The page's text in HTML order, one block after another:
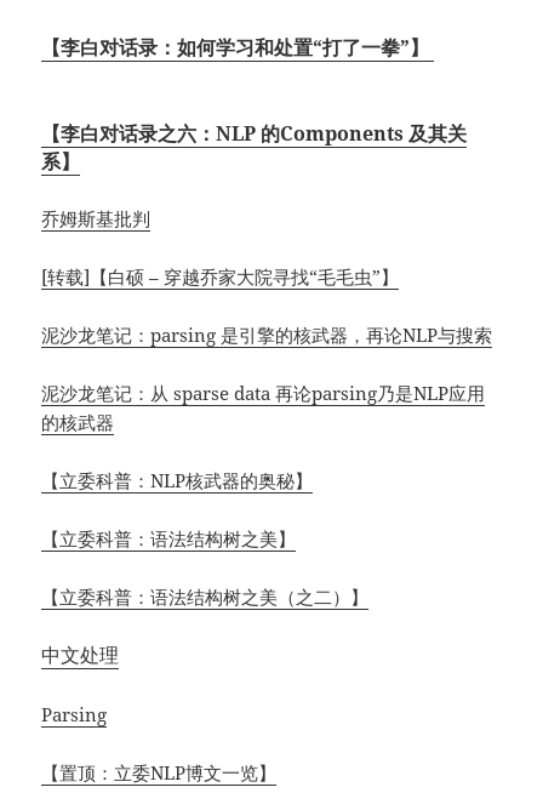
【李白对话录：如何学习和处置“打了一拳”】
【李白对话录之六：NLP 的Components 及其关
系】
乔姆斯基批判
[转载]【白硕 – 穿越乔家大院寻找“毛毛虫”】
泥沙龙笔记：parsing 是引擎的核武器，再论NLP与搜索
泥沙龙笔记：从 sparse data 再论parsing乃是NLP应用
的核武器
【立委科普：NLP核武器的奥秘】
【立委科普：语法结构树之美】
【立委科普：语法结构树之美（之二）】
中文处理
Parsing
【置顶：立委NLP博文一览】